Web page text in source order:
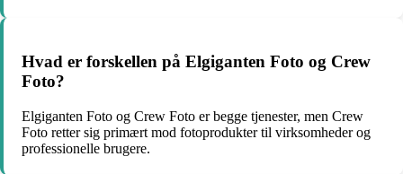
Hvad er forskellen på Elgiganten Foto og Crew
Foto?
Elgiganten Foto og Crew Foto er begge tjenester, men Crew
Foto retter sig primært mod fotoprodukter til virksomheder og
professionelle brugere.